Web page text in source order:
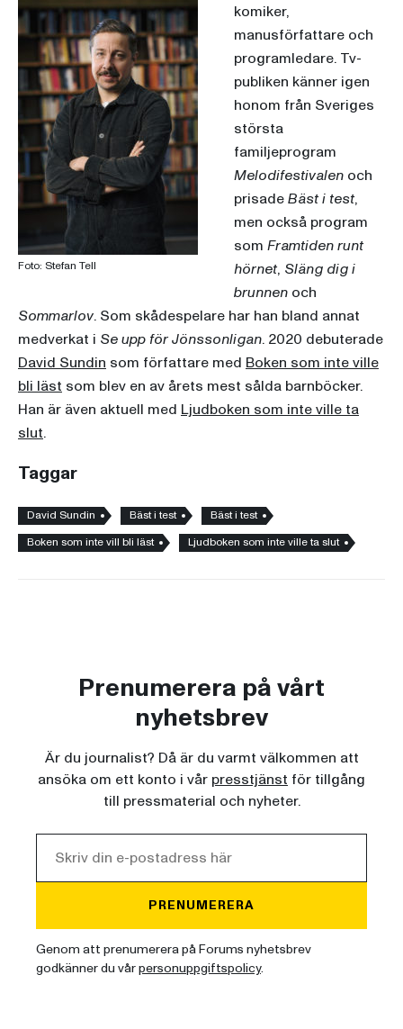
Foto: Stefan Tell
komiker,
manusförfattare och
programledare. Tv-
publiken känner igen
honom från Sveriges
största
familjeprogram
Melodifestivalen och
prisadeBäst i test,
men också program
som Framtiden runt
hörnet, Släng dig i
brunnen och
Sommarlov. Som skådespelare har han bland annat
medverkat i Se upp för Jönssonligan. 2020 debuterade
David Sundin som författare med Boken som inte ville
bli läst som blev en av årets mest sålda barnböcker.
Han är även aktuell med Ljudboken som inte ville ta
slut.
Taggar
David Sundin Bäst i test
Bäst i test
Boken som inte vill bli läst
Ljudboken som inte ville ta slut
Prenumerera på vårt
nyhetsbrev
Är du journalist? Då är du varmt välkommen att
ansöka om ett konto i vår presstjänst för tillgång
till pressmaterial och nyheter.
PRENUMERERA
Genom att prenumerera på Forums nyhetsbrev
godkänner du vårpersonuppgiftspolicy.